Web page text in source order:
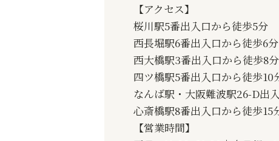
【アクセス】
桜川駅5番出入口から徒歩5分
西長堀駅6番出入口から徒歩6分
西大橋駅3番出入口から徒歩8分
四ツ橋駅5番出入口から徒歩10
なんば駅・大阪難波駅26-D出
心斎橋駅8番出入口から徒歩15
【営業時間】